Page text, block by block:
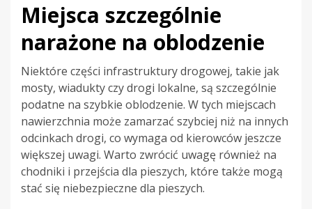
Miejsca szczególnie
narażone na oblodzenie
Niektóre części infrastruktury drogowej, takie jak
mosty, wiadukty czy drogi lokalne, są szczególnie
podatne na szybkie oblodzenie. W tych miejscach
nawierzchnia może zamarzać szybciej niż na innych
odcinkach drogi, co wymaga od kierowców jeszcze
większej uwagi. Warto zwrócić uwagę również na
chodniki i przejścia dla pieszych, które także mogą
stać się niebezpieczne dla pieszych.